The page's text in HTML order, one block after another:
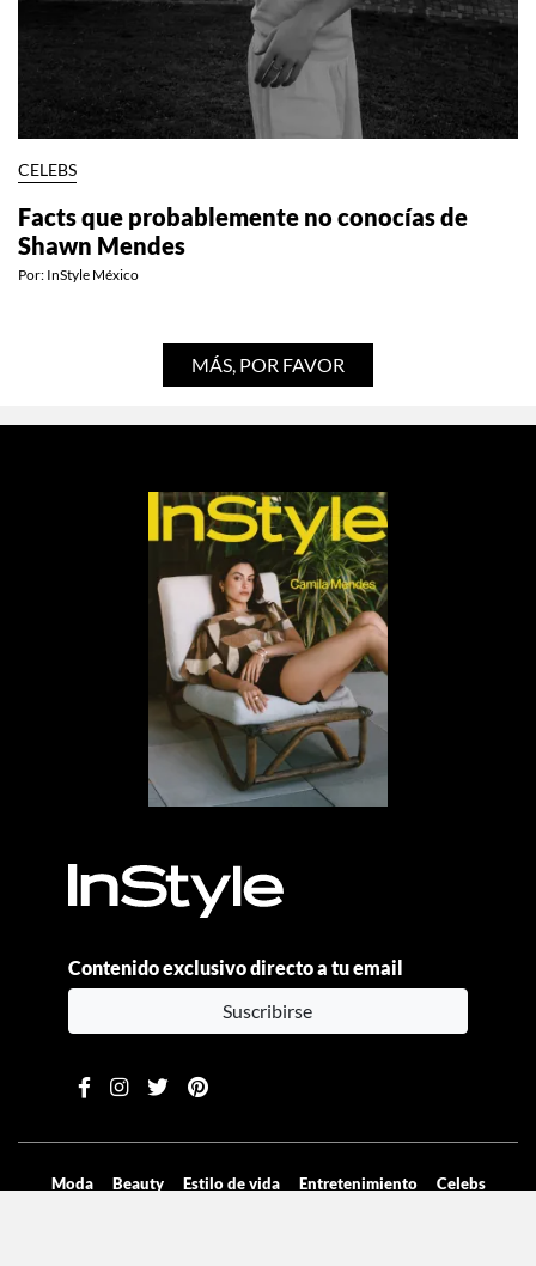
CELEBS
Facts que probablemente no conocías de
Shawn Mendes
Por: InStyle México
MÁS, POR FAVOR
Contenido exclusivo directo a tu email
Suscribirse
Moda Beauty Estilo de vida Entretenimiento Celebs